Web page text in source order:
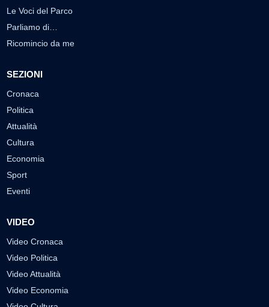
Le Voci del Parco
Parliamo di…
Ricomincio da me
SEZIONI
Cronaca
Politica
Attualità
Cultura
Economia
Sport
Eventi
VIDEO
Video Cronaca
Video Politica
Video Attualità
Video Economia